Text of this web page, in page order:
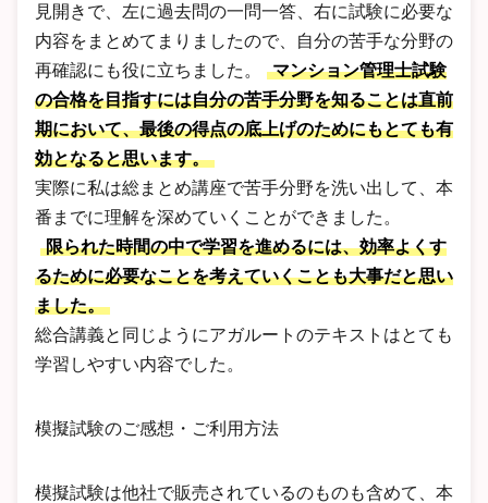
見開きで、左に過去問の一問一答、右に試験に必要な
内容をまとめてまりましたので、自分の苦手な分野の
再確認にも役に立ちました。
マンション管理士試験
の合格を目指すには自分の苦手分野を知ることは直前
期において、最後の得点の底上げのためにもとても有
効となると思います。
実際に私は総まとめ講座で苦手分野を洗い出して、本
番までに理解を深めていくことができました。
限られた時間の中で学習を進めるには、効率よくす
るために必要なことを考えていくことも大事だと思い
ました。
総合講義と同じようにアガルートのテキストはとても
学習しやすい内容でした。
模擬試験のご感想・ご利用方法
模擬試験は他社で販売されているのものも含めて、本